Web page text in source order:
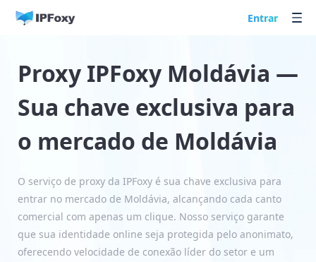
Entrar
Proxy IPFoxy Moldávia —
Sua chave exclusiva para
o mercado de Moldávia
O serviço de proxy da IPFoxy é sua chave exclusiva para
entrar no mercado de Moldávia, alcançando cada canto
comercial com apenas um clique. Nosso serviço garante
que sua identidade online seja protegida pelo anonimato,
oferecendo velocidade de conexão líder do setor e um